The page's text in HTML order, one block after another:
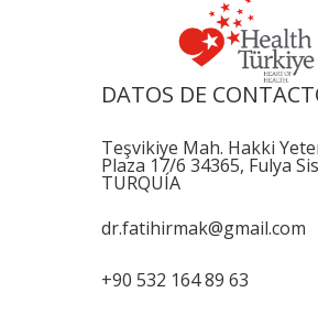
DATOS DE
Teşvikiye Mah. Hakki
Plaza 17/6 34365, Fulya
TURQUÍA
dr.fatihirmak@gmail.com
+90 532 164 89 63